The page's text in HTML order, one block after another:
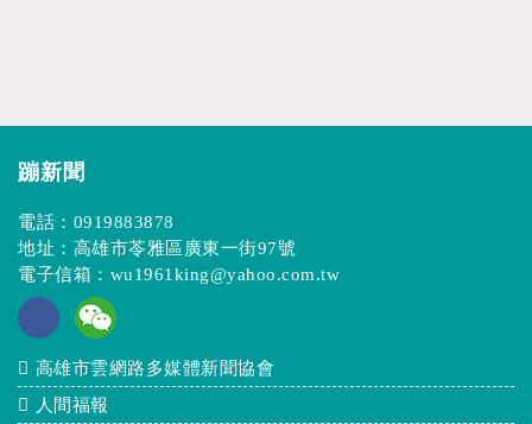
蹦新聞
電話： 0919883878
地址：高雄市苓雅區廣東一街97號
電子信箱： wu1961king@yahoo.com.tw
高雄市雲網路多媒體新聞協會
人間福報